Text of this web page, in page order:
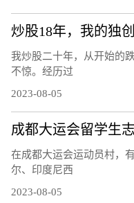
我炒股二十年，从开始的
不惊。经历过
2023-08-05
在成都大运会运动员村，
尔、印度尼西
2023-08-05